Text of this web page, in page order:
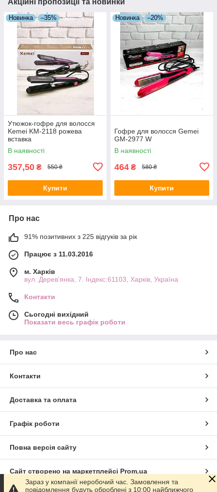
Новинка –35%
Утюжок-гофре для волосся
Kemei KM-2118 рожева
вставка
В наявності
357,50 ₴ 550 ₴
Купити
Новинка –20%
Гофре для волосся Gemei
GM-2977 W
В наявності
464 ₴ 580 ₴
Купити
Про нас
91% позитивних з 225 відгуків за рік
Працює з 11.03.2016
м. Харків
вул. Дерев'янка, 7. Індекс:61103, Харків, Україна
Контакти
Сьогодні вихідний
Показати весь графік роботи
Про нас
Контакти
Доставка та оплата
Графік роботи
Повна версія сайту
Сайт створено на маркетплейсі Prom.ua
Зараз у компанії неробочий час. Замовлення та
повідомлення будуть оброблені з 10:00 найближчого